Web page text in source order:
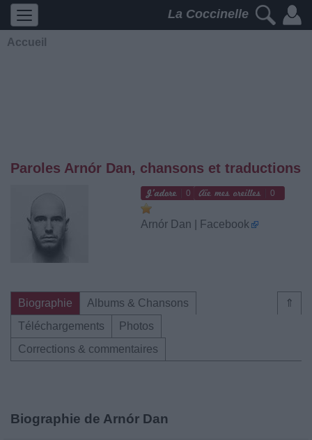
La Coccinelle
Accueil
Paroles Arnór Dan, chansons et traductions
0 0
Arnór Dan | Facebook
⇑
Biographie
Albums & Chansons
Téléchargements
Photos
Corrections & commentaires
Biographie de Arnór Dan